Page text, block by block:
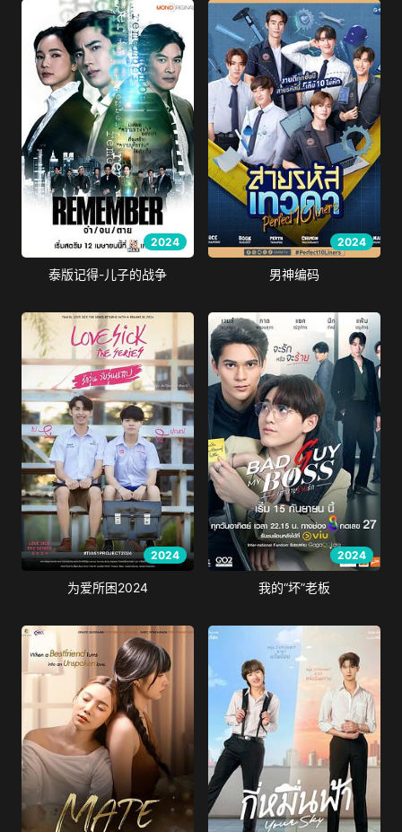
2024
泰版记得-儿子的战争
2024
男神编码
2024
为爱所困2024
2024
我的“坏”老板